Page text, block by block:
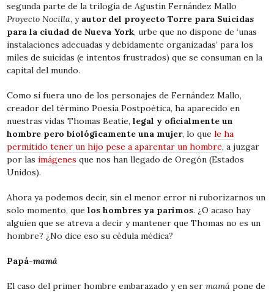
segunda parte de la trilogía de Agustín Fernández Mallo
Proyecto Nocilla, y autor del proyecto Torre para Suicidas
para la ciudad de Nueva York, urbe que no dispone de ‘unas
instalaciones adecuadas y debidamente organizadas’ para los
miles de suicidas (e intentos frustrados) que se consuman en la
capital del mundo.
Como si fuera uno de los personajes de Fernández Mallo,
creador del término Poesía Postpoética, ha aparecido en
nuestras vidas Thomas Beatie,legal y oficialmente un
hombre pero biológicamente una mujer, lo quele ha
permitido tener un hijo pese a aparentar un hombre, a juzgar
por lasimágenes que nos han llegado de Oregón (Estados
Unidos).
Ahora ya podemos decir, sin el menor error ni ruborizarnos un
solo momento, quelos hombres ya parimos. ¿O acaso hay
alguien que se atreva a decir y mantener que Thomas no es un
hombre? ¿No dice eso su cédula médica?
Papá-mamá
El caso del primer hombre embarazado y en sermamá pone de